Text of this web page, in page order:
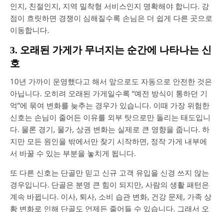
인지, 친절인지, 지역 밀착형 서비스인지 명확해야 합니다. 강
점이 흐릿하면 경쟁이 심해질수록 손님은 더 쉽게 다른 곳으로
이동합니다.
3. 오래된 가게가 무너지는 순간에 나타나는 신
호
10년 가까이 운영했다고 해서 앞으로도 자동으로 안전한 것은
아닙니다. 오히려 오래된 가게일수록 “예전 방식이 통하던 기
억”에 묶여 변화를 늦추는 경우가 있습니다. 이때 가장 위험한
신호는 손님이 줄어든 이유를 외부 탓으로만 돌리는 태도입니
다. 물론 경기, 물가, 상권 변화는 실제로 큰 영향을 줍니다. 하
지만 모든 원인을 밖에서만 찾기 시작하면, 정작 가게 내부에
서 바꿀 수 있는 부분을 놓치게 됩니다.
또 다른 신호는 단골만 믿고 신규 고객 유입을 신경 쓰지 않는
경우입니다. 단골은 분명 큰 힘이 되지만, 사람의 생활 패턴은
계속 바뀝니다. 이사, 퇴사, 소비 습관 변화, 건강 문제, 가족 상
황 변화로 인해 단골도 언제든 줄어들 수 있습니다. 그래서 오